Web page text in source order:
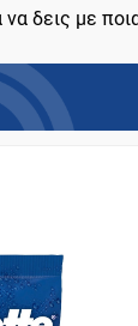
να δεις με